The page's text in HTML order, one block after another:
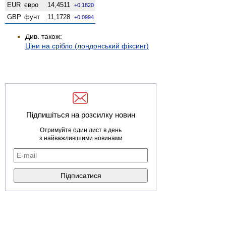
EUR євро 14,4511 +0.1820
GBP фунт 11,1728 +0.0994
Див. також:
Ціни на срібло (лондонський фіксинг)
Підпишіться на розсилку новин
Отримуйте один лист в день
з найважливішими новинами